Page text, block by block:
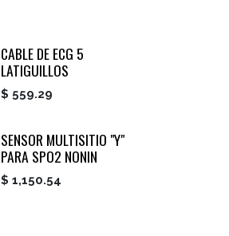
CABLE DE ECG 5
LATIGUILLOS
$ 559.29
SENSOR MULTISITIO "Y"
PARA SPO2 NONIN
$ 1,150.54